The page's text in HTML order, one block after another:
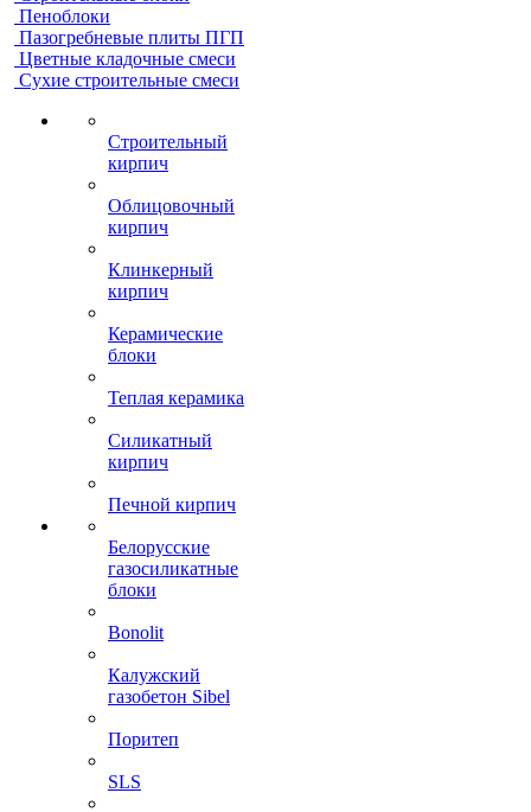
Пеноблоки
Пазогребневые плиты ПГП
Цветные кладочные смеси
Сухие строительные смеси
Строительный
кирпич
Облицовочный
кирпич
Клинкерный
кирпич
Керамические
блоки
Теплая керамика
Силикатный
кирпич
Печной кирпич
Белорусские
газосиликатные
блоки
Bonolit
Калужский
газобетон Sibel
Поритеп
SLS